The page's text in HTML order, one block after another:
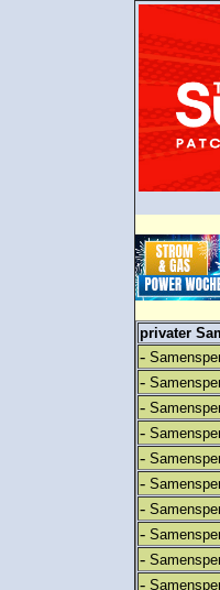
privater
-
-
-
-
-
-
-
-
-
-